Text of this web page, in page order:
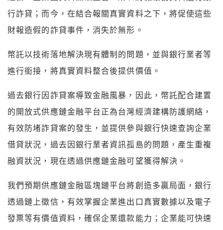
行詐貸；而今，在結合報關真實資料之下，將促使這些
財報造假的詐貸事件，消失於無形。
幣託以技術落地解決現有體制的問題，並與銀行業者等
進行銜接，將真實資料整合後提供價值。
過去銀行因詐貸案導致金融風暴，因此，幣託配合建置
的開放式供應鏈金融平台正為台灣經濟建構防護網絡，
有效防堵詐貸案的發生，並提供參與銀行快速查詢企業
借貸狀況，過去因銀行業者資訊孤島的問題，產生重複
融資狀況，現在透過供應鏈金融可望獲得解決。
我們預期供應鏈金融區塊鏈平台將創造多贏局面，銀行
透過鏈上徵信，有效掌握企業進出口真實數據以及電子
發票等有價值資料，確保企業還款能力；企業能可快速